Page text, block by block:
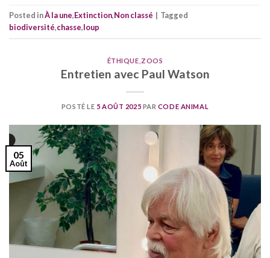
Posted inÀ la une,Extinction,Non classé | Tagged
biodiversité,chasse,loup
ÉTHIQUE ZOOS
Entretien avec Paul Watson
POSTÉ LE 5 AOÛT 2025 PAR CODE ANIMAL
05
Août